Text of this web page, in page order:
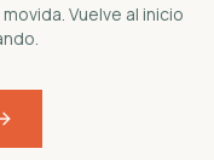
Vuelve al inicio